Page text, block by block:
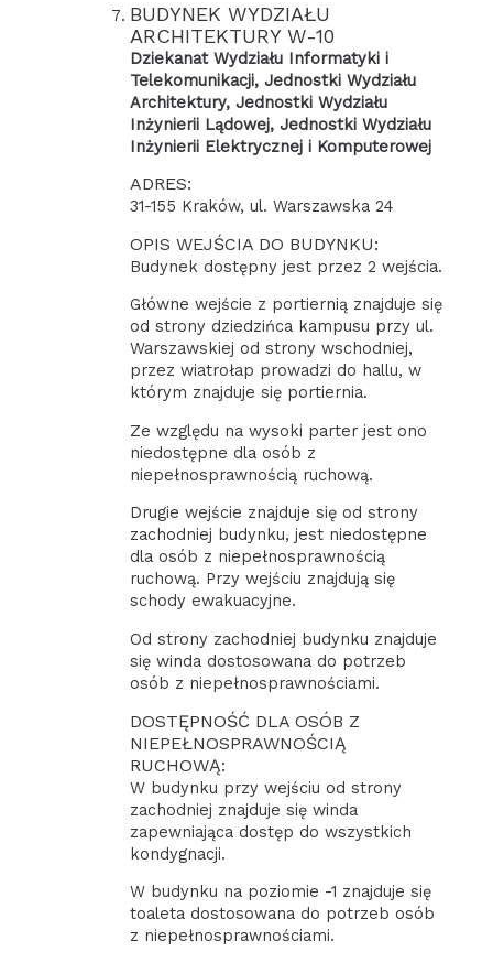
BUDYNEK WYDZIAŁU
ARCHITEKTURY W-10
Dziekanat Wydziału Informatyki i
Telekomunikacji, Jednostki Wydziału
Architektury, Jednostki Wydziału
Inżynierii Lądowej, Jednostki Wydziału
Inżynierii Elektrycznej i Komputerowej
ADRES:
31-155 Kraków, ul. Warszawska 24
OPIS WEJŚCIA DO BUDYNKU:
Budynek dostępny jest przez 2 wejścia.
Główne wejście z portiernią znajduje się
od strony dziedzińca kampusu przy ul.
Warszawskiej od strony wschodniej,
przez wiatrołap prowadzi do hallu, w
którym znajduje się portiernia.
Ze względu na wysoki parter jest ono
niedostępne dla osób z
niepełnosprawnością ruchową.
Drugie wejście znajduje się od strony
zachodniej budynku, jest niedostępne
dla osób z niepełnosprawnością
ruchową. Przy wejściu znajdują się
schody ewakuacyjne.
Od strony zachodniej budynku znajduje
się winda dostosowana do potrzeb
osób z niepełnosprawnościami.
DOSTĘPNOŚĆ DLA OSÓB Z
NIEPEŁNOSPRAWNOŚCIĄ
RUCHOWĄ:
W budynku przy wejściu od strony
zachodniej znajduje się winda
zapewniająca dostęp do wszystkich
kondygnacji.
W budynku na poziomie -1 znajduje się
toaleta dostosowana do potrzeb osób
z niepełnosprawnościami.